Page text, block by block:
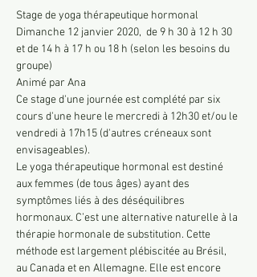
Stage de yoga thérapeutique hormonal
Dimanche 12 janvier 2020,  de 9 h 30 à 12 h 30
et de 14 h à 17 h ou 18 h (selon les besoins du
groupe)
Animé par Ana
Ce stage d'une journée est complété par six
cours d'une heure le mercredi à 12h30 et/ou le
vendredi à 17h15 (d'autres créneaux sont
envisageables).
Le yoga thérapeutique hormonal est destiné
aux femmes (de tous âges) ayant des
symptômes liés à des déséquilibres
hormonaux. C’est une alternative naturelle à la
thérapie hormonale de substitution. Cette
méthode est largement plébiscitée au Brésil,
au Canada et en Allemagne. Elle est encore